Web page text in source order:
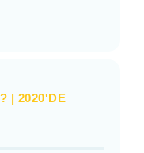
| 2020'DE